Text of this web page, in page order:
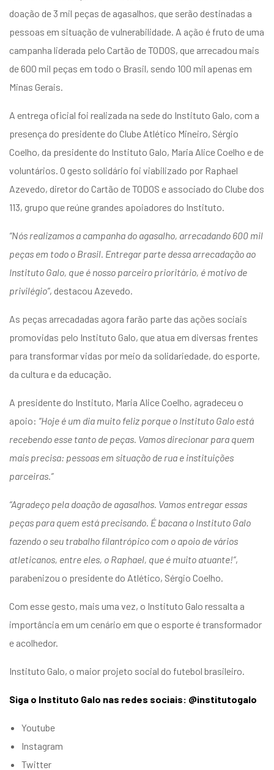
doação de 3 mil peças de agasalhos, que serão destinadas a
pessoas em situação de vulnerabilidade. A ação é fruto de uma
campanha liderada pelo Cartão de TODOS, que arrecadou mais
de 600 mil peças em todo o Brasil, sendo 100 mil apenas em
Minas Gerais.
A entrega oficial foi realizada na sede do Instituto Galo, com a
presença do presidente do Clube Atlético Mineiro, Sérgio
Coelho, da presidente do Instituto Galo, Maria Alice Coelho e de
voluntários. O gesto solidário foi viabilizado por Raphael
Azevedo, diretor do Cartão de TODOS e associado do Clube dos
113, grupo que reúne grandes apoiadores do Instituto.
“Nós realizamos a campanha do agasalho, arrecadando 600 mil
peças em todo o Brasil. Entregar parte dessa arrecadação ao
Instituto Galo, que é nosso parceiro prioritário, é motivo de
privilégio”, destacou Azevedo.
As peças arrecadadas agora farão parte das ações sociais
promovidas pelo Instituto Galo, que atua em diversas frentes
para transformar vidas por meio da solidariedade, do esporte,
da cultura e da educação.
A presidente do Instituto, Maria Alice Coelho, agradeceu o
apoio: “Hoje é um dia muito feliz porque o Instituto Galo está
recebendo esse tanto de peças. Vamos direcionar para quem
mais precisa: pessoas em situação de rua e instituições
parceiras.”
“Agradeço pela doação de agasalhos. Vamos entregar essas
peças para quem está precisando. É bacana o Instituto Galo
fazendo o seu trabalho filantrópico com o apoio de vários
atleticanos, entre eles, o Raphael, que é muito atuante!”,
parabenizou o presidente do Atlético, Sérgio Coelho.
Com esse gesto, mais uma vez, o Instituto Galo ressalta a
importância em um cenário em que o esporte é transformador
e acolhedor.
Instituto Galo, o maior projeto social do futebol brasileiro.
Siga o Instituto Galo nas redes sociais: @institutogalo
Youtube
Instagram
Twitter